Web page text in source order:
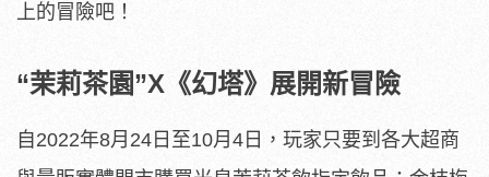
上的冒險吧！
“茉莉茶園”X《幻塔》展開新冒險
自2022年8月24日至10月4日，玩家只要到各大超商